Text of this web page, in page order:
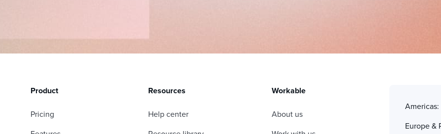
Product
Pricing
Resources
Help center
Workable
About us
Americas:
Europe &